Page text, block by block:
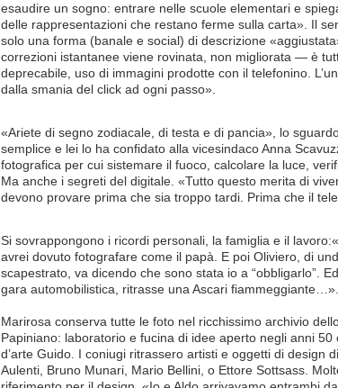
esaudire un sogno: entrare nelle scuole elementari e
delle rappresentazioni che restano ferme sulla carta». Il
solo una forma (banale e social) di descrizione
correzioni istantanee viene rovinata, non migliorata — è
deprecabile, uso di immagini prodotte con il telefonino.
dalla smania del click ad ogni passo».
«Ariete di segno zodiacale, di testa e di pancia», lo
semplice e lei lo ha confidato alla vicesindaco Anna
fotografica per cui sistemare il fuoco, calcolare la luce,
Ma anche i segreti del digitale. «Tutto questo merita di
devono provare prima che sia troppo tardi. Prima che il
Si sovrappongono i ricordi personali, la famiglia e il
avrei dovuto fotografare come il papà. E poi Oliviero, di
scapestrato, va dicendo che sono stata io a “obbligarlo”.
gara automobilistica, ritrasse una Ascari fiammeggiante…».
Marirosa conserva tutte le foto nel ricchissimo archivio
Papiniano: laboratorio e fucina di idee aperto negli anni
d’arte Guido. I coniugi ritrassero artisti e oggetti di design
Aulenti, Bruno Munari, Mario Bellini, o Ettore Sottsass.